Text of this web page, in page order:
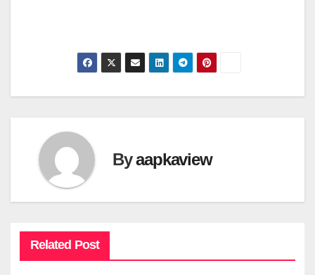
Byaapkaview
Related Post